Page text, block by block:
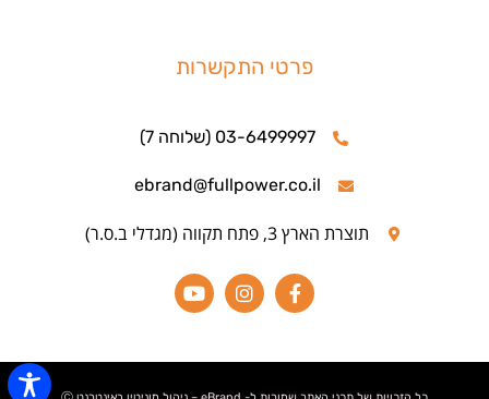
פרטי התקשרות
03-6499997 (שלוחה 7)
ebrand@fullpower.co.il
תוצרת הארץ 3, פתח תקווה (מגדלי ב.ס.ר)